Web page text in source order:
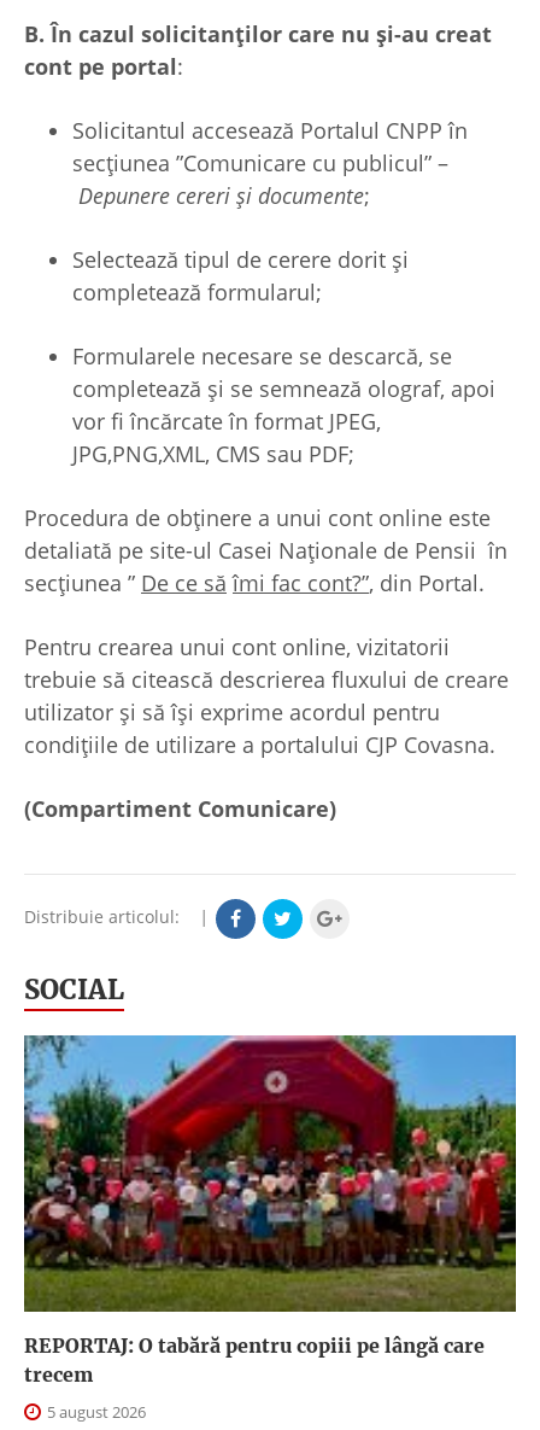
B. În cazul solicitanților care nu și-au creat
cont pe portal:
Solicitantul accesează Portalul CNPP în
secțiunea ”Comunicare cu publicul” –
Depunere cereri și documente;
Selectează tipul de cerere dorit și
completează formularul;
Formularele necesare se descarcă, se
completează și se semnează olograf, apoi
vor fi încărcate în format JPEG,
JPG,PNG,XML, CMS sau PDF;
Procedura de obținere a unui cont online este
detaliată pe site-ul Casei Naționale de Pensii în
secțiunea ” De ce să îmi fac cont?”, din Portal.
Pentru crearea unui cont online, vizitatorii
trebuie să citească descrierea fluxului de creare
utilizator şi să îşi exprime acordul pentru
condiţiile de utilizare a portalului CJP Covasna.
(Compartiment Comunicare)
Distribuie articolul: |
SOCIAL
REPORTAJ: O tabără pentru copiii pe lângă care
trecem
5 august 2026